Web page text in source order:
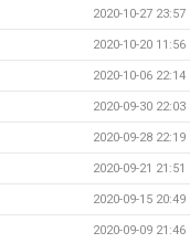
2020-10-27 23:57
2020-10-20 11:56
2020-10-06 22:14
2020-09-30 22:03
2020-09-28 22:19
2020-09-21 21:51
2020-09-15 20:49
2020-09-09 21:46